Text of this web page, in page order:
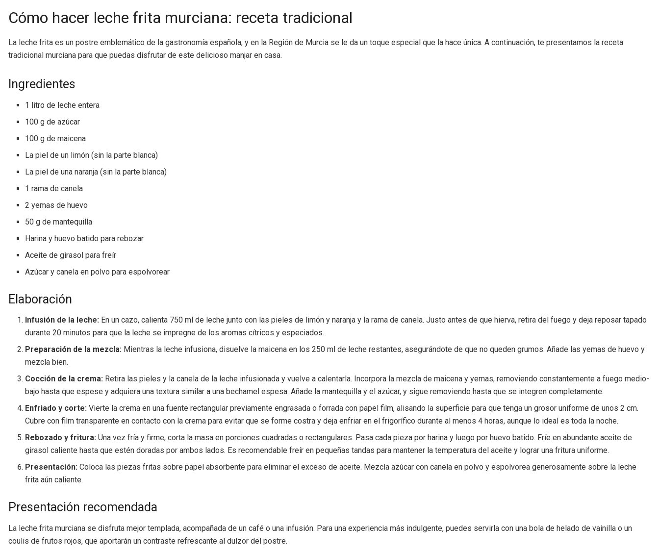
Cómo hacer leche frita murciana: receta tradicional
La leche frita es un postre emblemático de la gastronomía española, y en la Región de Murcia se le da un toque especial que la hace única. A continuación, te presentamos la receta
tradicional murciana para que puedas disfrutar de este delicioso manjar en casa.
Ingredientes
1 litro de leche entera
100 g de azúcar
100 g de maicena
La piel de un limón (sin la parte blanca)
La piel de una naranja (sin la parte blanca)
1 rama de canela
2 yemas de huevo
50 g de mantequilla
Harina y huevo batido para rebozar
Aceite de girasol para freír
Azúcar y canela en polvo para espolvorear
Elaboración
Infusión de la leche: En un cazo, calienta 750 ml de leche junto con las pieles de limón y naranja y la rama de canela. Justo antes de que hierva, retira del fuego y deja reposar tapado
durante 20 minutos para que la leche se impregne de los aromas cítricos y especiados.
Preparación de la mezcla: Mientras la leche infusiona, disuelve la maicena en los 250 ml de leche restantes, asegurándote de que no queden grumos. Añade las yemas de huevo y
mezcla bien.
Cocción de la crema: Retira las pieles y la canela de la leche infusionada y vuelve a calentarla. Incorpora la mezcla de maicena y yemas, removiendo constantemente a fuego medio-
bajo hasta que espese y adquiera una textura similar a una bechamel espesa. Añade la mantequilla y el azúcar, y sigue removiendo hasta que se integren completamente.
Enfriado y corte: Vierte la crema en una fuente rectangular previamente engrasada o forrada con papel film, alisando la superficie para que tenga un grosor uniforme de unos 2 cm.
Cubre con film transparente en contacto con la crema para evitar que se forme costra y deja enfriar en el frigorífico durante al menos 4 horas, aunque lo ideal es toda la noche.
Rebozado y fritura: Una vez fría y firme, corta la masa en porciones cuadradas o rectangulares. Pasa cada pieza por harina y luego por huevo batido. Fríe en abundante aceite de
girasol caliente hasta que estén doradas por ambos lados. Es recomendable freír en pequeñas tandas para mantener la temperatura del aceite y lograr una fritura uniforme.
Presentación: Coloca las piezas fritas sobre papel absorbente para eliminar el exceso de aceite. Mezcla azúcar con canela en polvo y espolvorea generosamente sobre la leche
frita aún caliente.
Presentación recomendada
La leche frita murciana se disfruta mejor templada, acompañada de un café o una infusión. Para una experiencia más indulgente, puedes servirla con una bola de helado de vainilla o un
coulis de frutos rojos, que aportarán un contraste refrescante al dulzor del postre.